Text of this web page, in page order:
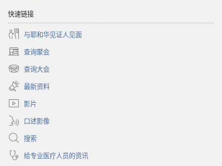
快速链接
与耶和华见证人见面
查询聚会
（打
开
新
窗
口）
查询大会
（打
开
新
窗
最新资料
影片
口述影像
搜索
给专业医疗人员的资讯